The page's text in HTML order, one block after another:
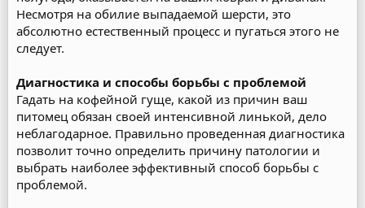
Несмотря на обилие выпадаемой шерсти, это
абсолютно естественный процесс и пугаться этого не
следует.
Диагностика и способы борьбы с проблемой
Гадать на кофейной гуще, какой из причин ваш
питомец обязан своей интенсивной линькой, дело
неблагодарное. Правильно проведенная диагностика
позволит точно определить причину патологии и
выбрать наиболее эффективный способ борьбы с
проблемой.